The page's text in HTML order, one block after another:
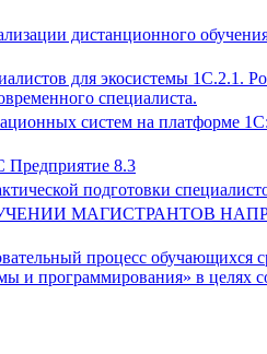
дистанционного
для экосистемы 1С.2.1.
специалиста.
систем на платформе
Предприятие 8.3
подготовки
МАГИСТРАНТОВ
процесс обучающихся
и программирования» в целях